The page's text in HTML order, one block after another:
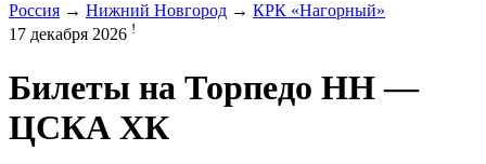
Россия → Нижний Новгород → КРК «Нагорный»
17 декабря 2026 !
Билеты на Торпедо НН —
ЦСКА ХК